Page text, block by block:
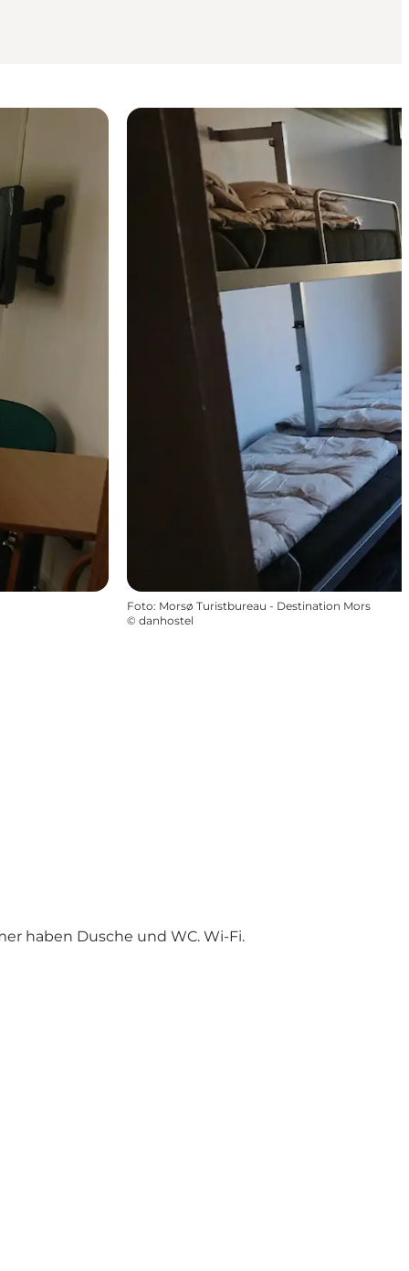
Foto: Morsø Turistbureau - Destination Mors
© danhostel
haben Dusche und WC. Wi-Fi.